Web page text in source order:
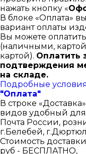
нажать кнопку «
В блоке «Оплата»
вариант оплаты
Вы можете
(наличными,
картой). Оплатить
подтверждения
на складе.
Подробные
"Оплата"
В строке
видов удобный для
Почта России,
г.Белебей,
Стоимость
руб - БЕСПЛАТНО,